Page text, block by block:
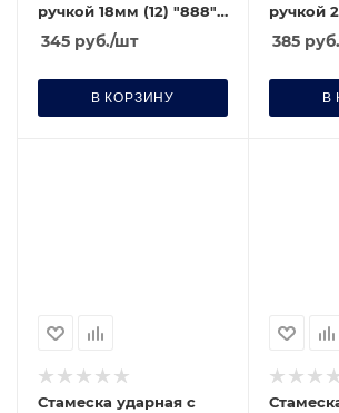
ручкой 18мм (12) "888"
(6020180)
345 руб./шт
В КОРЗИНУ
ручкой
385 руб.
В
Стамеска ударная с